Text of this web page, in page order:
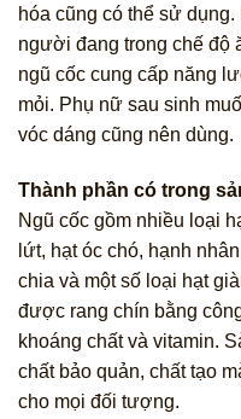
hóa cũng có thể sử
người đang trong chế độ
ngũ cốc cung cấp năng
mỏi. Phụ nữ sau sinh
vóc dáng cũng nên dùng.
Thành phần có trong
Ngũ cốc gồm nhiều loại
lứt, hạt óc chó, hạnh
chia và một số loại hạt
được rang chín bằng
khoáng chất và vitamin.
chất bảo quản, chất tạo
cho mọi đối tượng.